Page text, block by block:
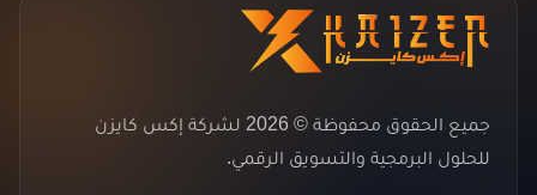
جميع الحقوق محفوظة © 2026 لشركة إكس كايزن
للحلول البرمجية والتسويق الرقمي.